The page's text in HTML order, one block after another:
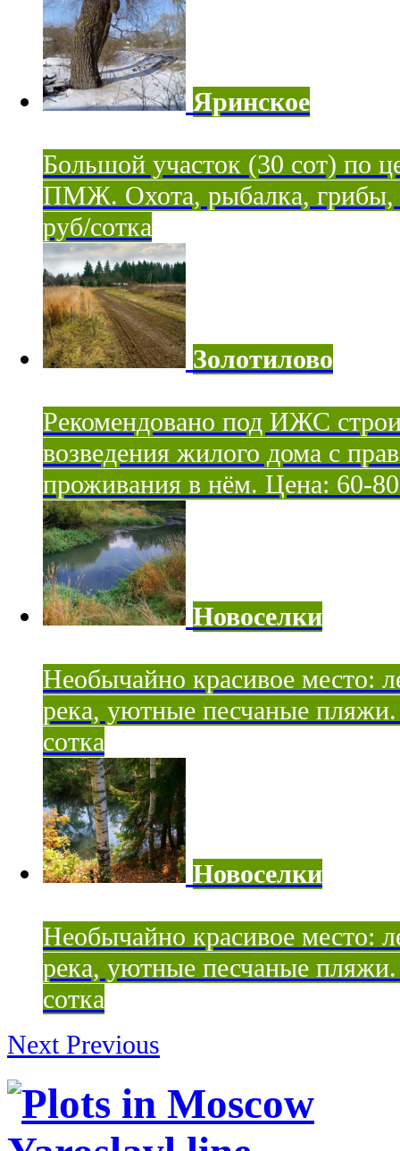
Яринское
Большой участок (30 сот) по
ПМЖ. Охота, рыбалка, грибы,
руб/сотка
Золотилово
Рекомендовано под ИЖС
возведения жилого дома с
проживания в нём. Цена: 60-80
Новоселки
Необычайно красивое место:
река, уютные песчаные
сотка
Новоселки
Необычайно красивое место:
река, уютные песчаные
сотка
Next Previous